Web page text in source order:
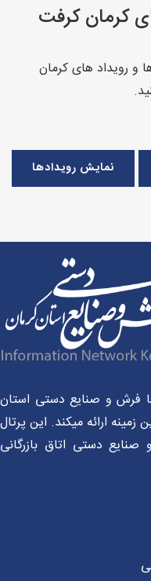
کرمان کرفت
رویداد های کرمان
نمایش رویدادها
فرش و صنایع دستی استان
ارائه میکند. این پرتال
دستی اتاق بازرگانی